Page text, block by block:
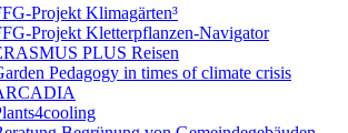
Projekt Klimagärten³
Projekt Kletterpflanzen-Navigator
PLUS Reisen
Pedagogy in times of climate crisis